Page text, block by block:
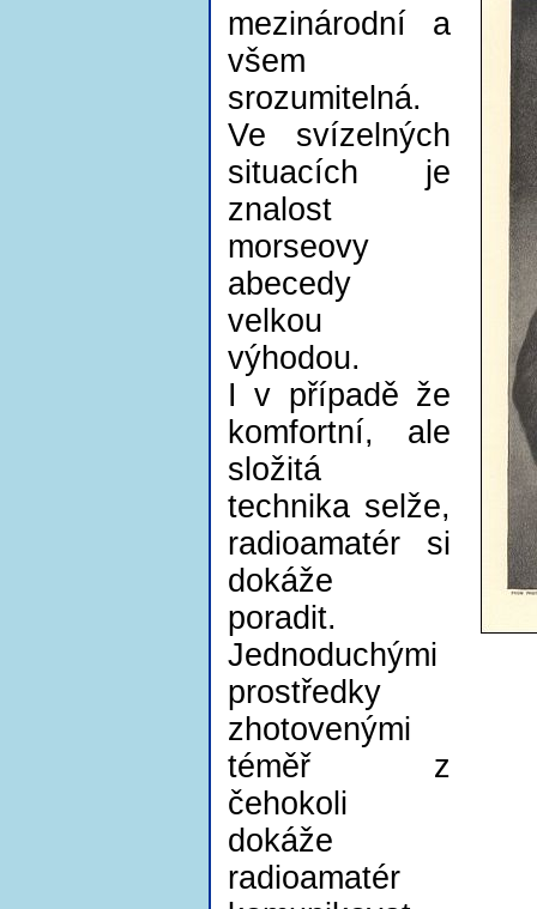
mezinárodní a
všem
srozumitelná.
Ve svízelných
situacích je
znalost
morseovy
abecedy
velkou
výhodou.
I v případě že
komfortní, ale
složitá
technika selže,
radioamatér si
dokáže
poradit.
Jednoduchými
prostředky
zhotovenými
téměř z
čehokoli
dokáže
radioamatér